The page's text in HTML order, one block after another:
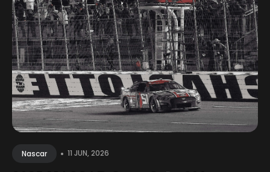
Nascar • 11 JUN, 2026